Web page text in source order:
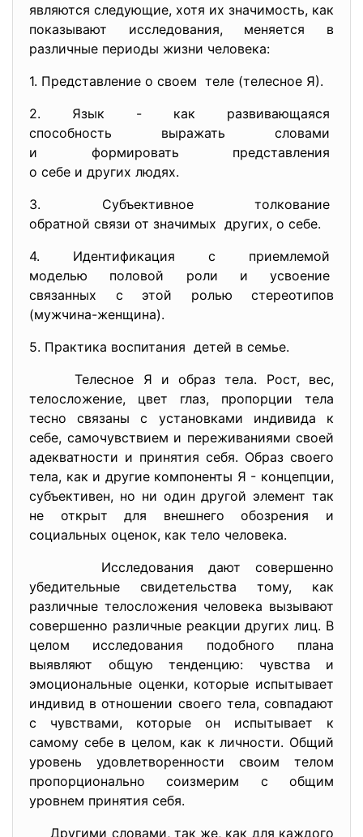
являются следующие, хотя их значимость, как
показывают исследования, меняется в
различные периоды жизни человека:
1. Представление о своем теле (телесное Я).
2. Язык - как развивающаяся
способность выражать словами
и формировать представления
о себе и других людях.
3. Субъективное толкование
обратной связи от значимых других, о себе.
4. Идентификация с приемлемой
моделью половой роли и усвоение
связанных с этой ролью стереотипов
(мужчина-женщина).
5. Практика воспитания детей в семье.
Телесное Я и образ тела. Рост, вес,
телосложение, цвет глаз, пропорции тела
тесно связаны с установками индивида к
себе, самочувствием и переживаниями своей
адекватности и принятия себя. Образ своего
тела, как и другие компоненты Я - концепции,
субъективен, но ни один другой элемент так
не открыт для внешнего обозрения и
социальных оценок, как тело человека.
Исследования дают совершенно
убедительные свидетельства тому, как
различные телосложения человека вызывают
совершенно различные реакции других лиц. В
целом исследования подобного плана
выявляют общую тенденцию: чувства и
эмоциональные оценки, которые испытывает
индивид в отношении своего тела, совпадают
с чувствами, которые он испытывает к
самому себе в целом, как к личности. Общий
уровень удовлетворенности своим телом
пропорционально соизмерим с общим
уровнем принятия себя.
Другими словами, так же, как для каждого